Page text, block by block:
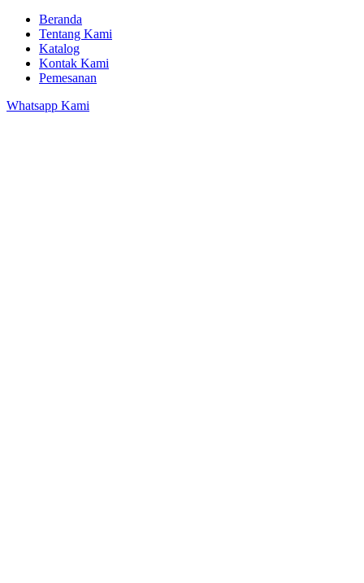
Beranda
Tentang Kami
Katalog
Kontak Kami
Pemesanan
Whatsapp Kami